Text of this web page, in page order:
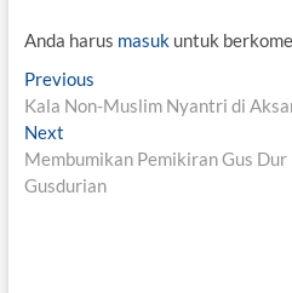
Anda harus masukuntuk
N
a
v
i
Previous
r
v
i
Kala Non-Muslim Nyantri di
Next
e
x
Membumikan Pemikiran Gus
Gusdurian